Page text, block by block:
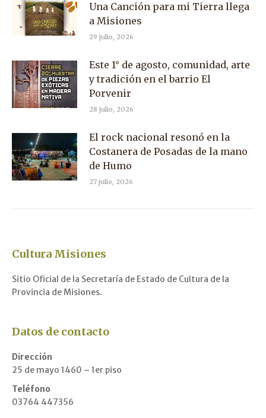
Una Canción para mi Tierra llega
a Misiones
29 julio, 2026
Este 1° de agosto, comunidad, arte
y tradición en el barrio El
Porvenir
28 julio, 2026
El rock nacional resonó en la
Costanera de Posadas de la mano
de Humo
27 julio, 2026
Cultura Misiones
Sitio Oficial de la Secretaría de Estado de Cultura de la
Provincia de Misiones.
Datos de contacto
Dirección
25 de mayo 1460 – 1er piso
Teléfono
03764 447356